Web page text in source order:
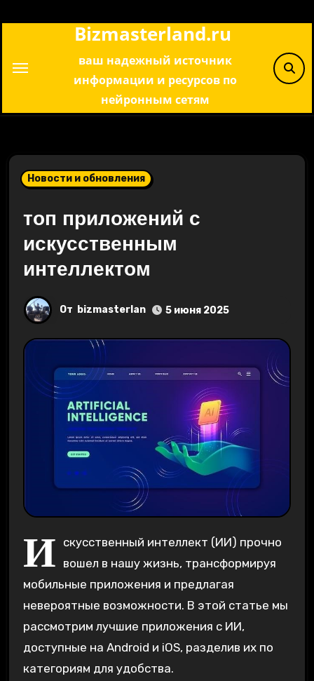
Bizmasterland.ru
ваш надежный источник
информации и ресурсов по
нейронным сетям
Новости и обновления
топ приложений с
искусственным
интеллектом
От bizmasterlan 5 июня 2025
И скусственный интеллект (ИИ) прочно
вошел в нашу жизнь, трансформируя
мобильные приложения и предлагая
невероятные возможности. В этой статье мы
рассмотрим лучшие приложения с ИИ,
доступные на Android и iOS, разделив их по
категориям для удобства.